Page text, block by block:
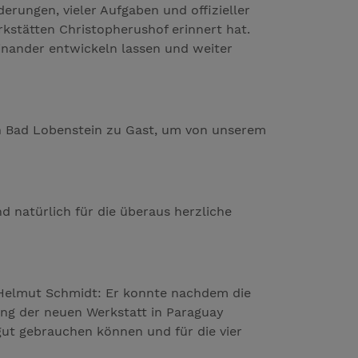
vieler Aufgaben und offizieller
Christopherushof erinnert hat.
entwickeln lassen und weiter
Lobenstein zu Gast, um von unserem
natürlich für die überaus herzliche
Schmidt: Er konnte nachdem die
der neuen Werkstatt in Paraguay
gebrauchen können und für die vier